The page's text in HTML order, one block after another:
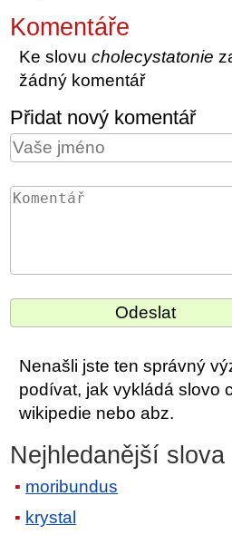
Komentáře
Ke slovucholecystatonie
žádný komentář
Přidat nový komentář
Nenašli jste ten správný
podívat, jak vykládá slovo
wikipedie nebo abz.
Nejhledanější slova
moribundus
krystal